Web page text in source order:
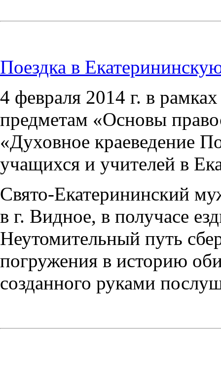
Поездка в
4 февраля 2014 г. в
предметам «Основы
«Духовное краеведение
учащихся и учителей в
Свято-Екатерининский
в г. Видное, в
Неутомительный путь
погружения в историю
созданного руками